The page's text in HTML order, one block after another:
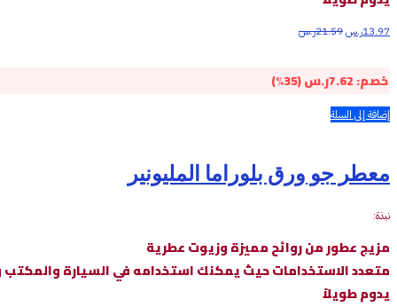
13.97ر.س21.59ر.س
خصم:7.62ر.س(35%)
إضافة إلى السلة
معطر جو ورق بلوراما المليونير
نبذة:
مزيج عطور من روائح مميزة وزيوت عطرية
متعدد الاستخدامات حيث يمكنك استخدامه في السيارة والمكتب
يدوم طويلاً